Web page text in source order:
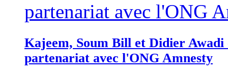
Kajeem, Soum Bill et Didier
partenariat avec l'ONG Amnesty